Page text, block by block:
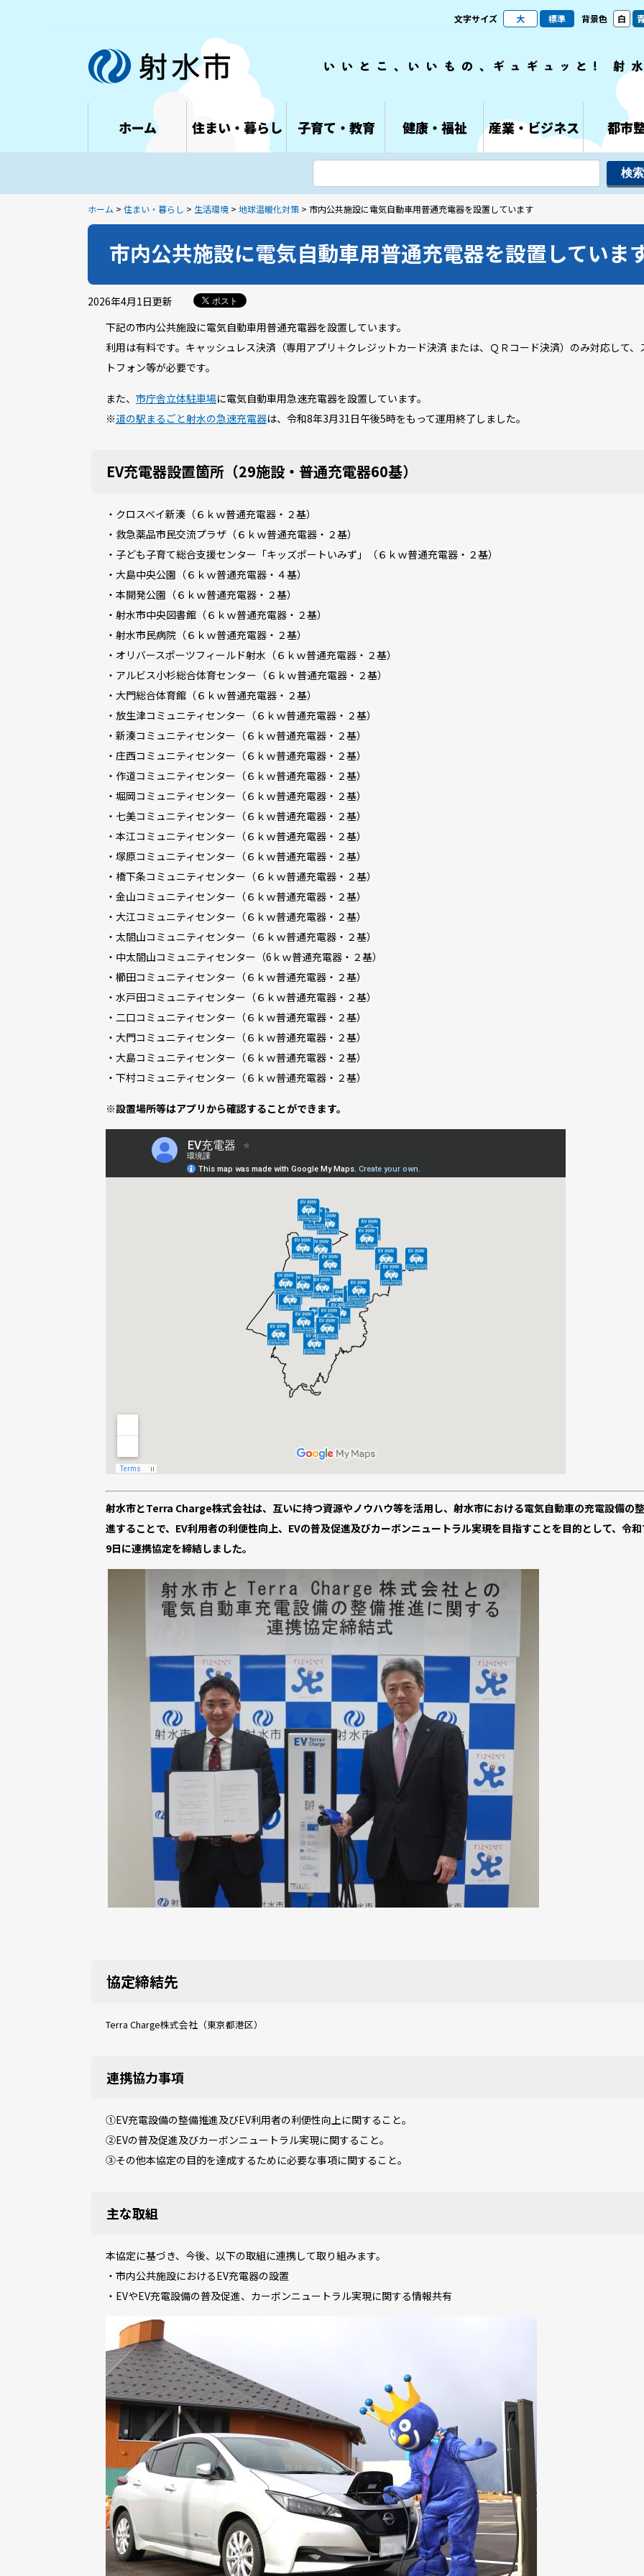
文字サイズ 大 標準 背景色 白 青
ホーム 住まい・暮らし 子育て・教育 健康・福祉 産業・ビジネス 都市
ホーム > 住まい・暮らし > 生活環境 > 地球温暖化対策 > 市内公共施設に電気自動車用普通充電器を設置しています
市内公共施設に電気自動車用普通充電器を設置していま
2026年4月1日更新 ポスト
下記の市内公共施設に電気自動車用普通充電器を設置しています。
利用は有料です。キャッシュレス決済（専用アプリ＋クレジットカード決済 または、ＱＲコード決済）のみ対応して、
トフォン等が必要です。
また、 市庁舎立体駐車場に電気自動車用急速充電器を設置しています。
※道の駅まるごと射水の急速充電器は、令和8年3月31日午後5時をもって運用終了しました。
EV充電器設置箇所（29施設・普通充電器60基）
・クロスベイ新湊（６ｋｗ普通充電器・２基）
・救急薬品市民交流プラザ（６ｋｗ普通充電器・２基）
・子ども子育て総合支援センター「キッズポートいみず」（６ｋｗ普通充電器・２基）
・大島中央公園（６ｋｗ普通充電器・４基）
・本開発公園（６ｋｗ普通充電器・２基）
・射水市中央図書館（６ｋｗ普通充電器・２基）
・射水市民病院（６ｋｗ普通充電器・２基）
・オリバースポーツフィールド射水（６ｋｗ普通充電器・２基）
・アルビス小杉総合体育センター（６ｋｗ普通充電器・２基）
・大門総合体育館（６ｋｗ普通充電器・２基）
・放生津コミュニティセンター（６ｋｗ普通充電器・２基）
・新湊コミュニティセンター（６ｋｗ普通充電器・２基）
・庄西コミュニティセンター（６ｋｗ普通充電器・２基）
・作道コミュニティセンター（６ｋｗ普通充電器・２基）
・堀岡コミュニティセンター（６ｋｗ普通充電器・２基）
・七美コミュニティセンター（６ｋｗ普通充電器・２基）
・本江コミュニティセンター（６ｋｗ普通充電器・２基）
・塚原コミュニティセンター（６ｋｗ普通充電器・２基）
・橋下条コミュニティセンター（６ｋｗ普通充電器・２基）
・金山コミュニティセンター（６ｋｗ普通充電器・２基）
・大江コミュニティセンター（６ｋｗ普通充電器・２基）
・太閤山コミュニティセンター（６ｋｗ普通充電器・２基）
・中太閤山コミュニティセンター（6ｋｗ普通充電器・２基）
・櫛田コミュニティセンター（６ｋｗ普通充電器・２基）
・水戸田コミュニティセンター（６ｋｗ普通充電器・２基）
・二口コミュニティセンター（６ｋｗ普通充電器・２基）
・大門コミュニティセンター（６ｋｗ普通充電器・２基）
・大島コミュニティセンター（６ｋｗ普通充電器・２基）
・下村コミュニティセンター（６ｋｗ普通充電器・２基）
※設置場所等はアプリから確認することができます。
射水市とTerra Charge株式会社は、互いに持つ資源やノウハウ等を活用し、射水市における電気自動車の充電設備の
進することで、EV利用者の利便性向上、EVの普及促進及びカーボンニュートラル実現を目指すことを目的として、令和
9日に連携協定を締結しました。
協定締結先
Terra Charge株式会社（東京都港区）
連携協力事項
①EV充電設備の整備推進及びEV利用者の利便性向上に関すること。
②EVの普及促進及びカーボンニュートラル実現に関すること。
③その他本協定の目的を達成するために必要な事項に関すること。
主な取組
本協定に基づき、今後、以下の取組に連携して取り組みます。
・市内公共施設におけるEV充電器の設置
・EVやEV充電設備の普及促進、カーボンニュートラル実現に関する情報共有